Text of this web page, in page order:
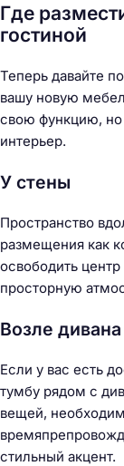
Где
гостиной
Теперь давайте
вашу новую
свою функцию, но
интерьер.
У стены
Пространство
размещения как
освободить
просторную
Возле дивана
Если у вас есть
тумбу рядом с
вещей,
стильный акцент.